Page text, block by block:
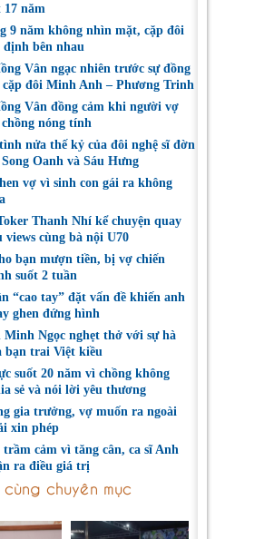
17 năm
9 năm không nhìn mặt, cặp đôi
định bên nhau
Vân ngạc nhiên trước sự đồng
cặp đôi Minh Anh – Phương Trinh
Vân đồng cảm khi người vợ
nóng tính
nửa thế kỷ của đôi nghệ sĩ đờn
Oanh và Sáu Hưng
vợ vì sinh con gái ra không
Thanh Nhí kể chuyện quay
cùng bà nội U70
bạn mượn tiền, bị vợ chiến
suốt 2 tuần
“cao tay” đặt vấn đề khiến anh
ghen đứng hình
Ngọc nghẹt thở với sự hà
bạn trai Việt kiều
suốt 20 năm vì chồng không
sẻ và nói lời yêu thương
gia trưởng, vợ muốn ra ngoài
xin phép
cảm vì tăng cân, ca sĩ Anh
ra điều giá trị
chuyên mục